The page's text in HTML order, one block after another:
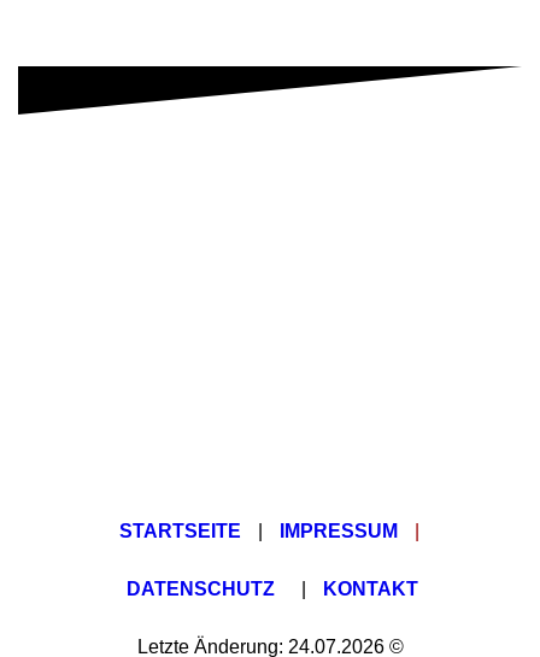
STARTSEITE IMPRESSUM
DATENSCHUTZ KONTAKT
Letzte Änderung: 24.07.2026 ©